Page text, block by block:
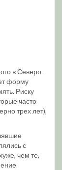
в Северо-
форму
Риску
часто
трех лет),
с
чем те,